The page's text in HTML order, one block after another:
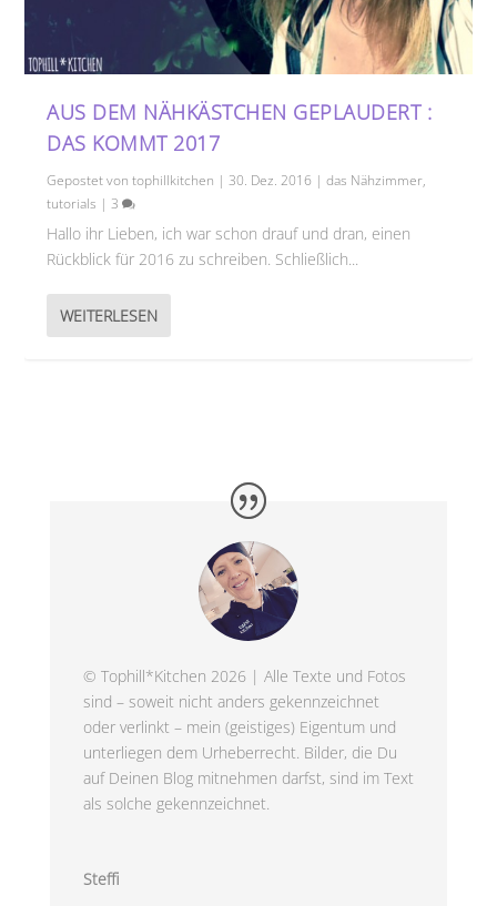
AUS DEM NÄHKÄSTCHEN GEPLAUDERT :
DAS KOMMT 2017
Gepostet vontophillkitchen |30. Dez. 2016 |das Nähzimmer,
tutorials |3
Hallo ihr Lieben, ich war schon drauf und dran, einen
Rückblick für 2016 zu schreiben. Schließlich...
WEITERLESEN
© Tophill*Kitchen 2026 | Alle Texte und Fotos
sind – soweit nicht anders gekennzeichnet
oder verlinkt – mein (geistiges) Eigentum und
unterliegen dem Urheberrecht. Bilder, die Du
auf Deinen Blog mitnehmen darfst, sind im Text
als solche gekennzeichnet.
Steffi